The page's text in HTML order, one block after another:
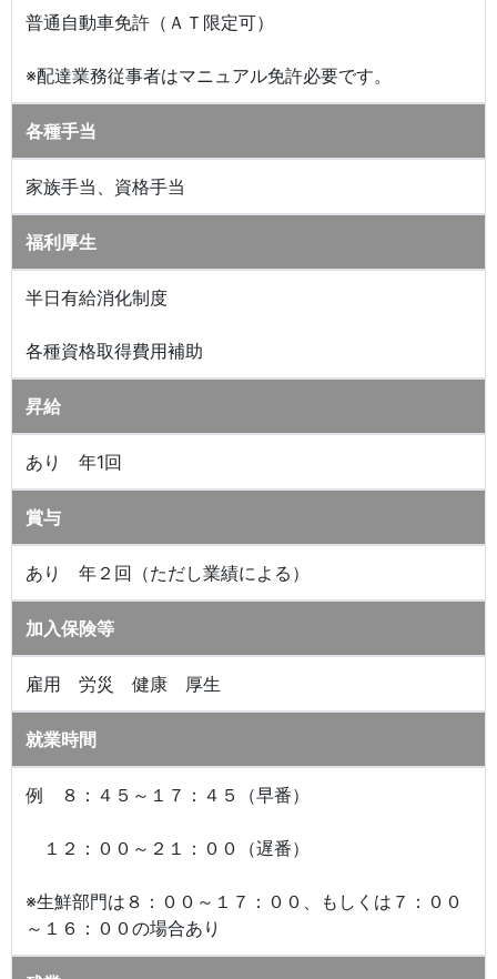
普通自動車免許（ＡＴ限定可）
※配達業務従事者はマニュアル免許必要です。
各種手当
家族手当、資格手当
福利厚生
半日有給消化制度
各種資格取得費用補助
昇給
あり 年1回
賞与
あり 年２回（ただし業績による）
加入保険等
雇用 労災 健康 厚生
就業時間
例 ８：４５～１７：４５（早番）
１２：００～２１：００（遅番）
※生鮮部門は８：００～１７：００、もしくは７：００
～１６：００の場合あり